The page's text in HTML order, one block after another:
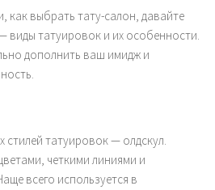
как выбрать тату-салон, давайте
виды татуировок и их особенности.
дополнить ваш имидж и
стилей татуировок — олдскул.
четкими линиями и
всего используется в